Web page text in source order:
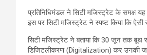
प्रतिनिधिमंडल ने सिटी मजिस्ट्रेट के समक्ष
इस पर सिटी मजिस्ट्रेट ने स्पष्ट किया कि
सिटी मजिस्ट्रेट ने बताया कि 30 जून तक बूथ
डिजिटलीकरण (Digitalization) कर उनकी